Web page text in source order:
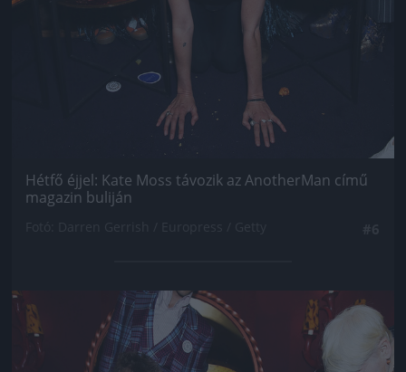
Hétfő éjjel: Kate Moss távozik az AnotherMan című
magazin buliján
Jön még kép!